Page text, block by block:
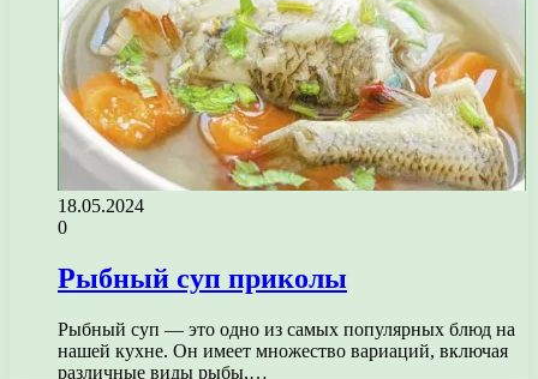
18.05.2024
0
Рыбный суп приколы
Рыбный суп — это одно из самых популярных блюд на
нашей кухне. Он имеет множество вариаций, включая
различные виды рыбы,…